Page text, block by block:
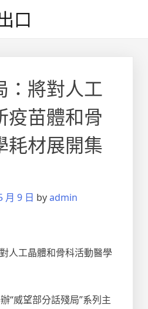
口
：將對人工
疫苗體和骨
耗材展開集
月 9 日 byadmin
人工晶體和骨科活動醫學
“威望部分話殘局”系列主